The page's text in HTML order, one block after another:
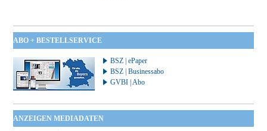
ABO + BESTELLSERVICE
BSZ | ePaper
BSZ | Businessabo
GVBI | Abo
ANZEIGEN MEDIADATEN